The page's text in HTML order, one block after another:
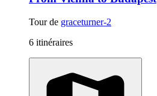
Tour de graceturner-2
6 itinéraires